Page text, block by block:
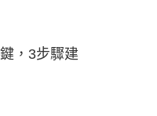
，3步驟建